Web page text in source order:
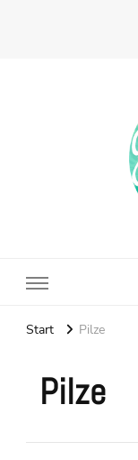
Start Pilze
Pilze